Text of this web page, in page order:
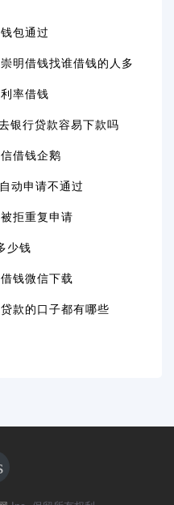
包通过
崇明借钱找谁借钱的人多
率借钱
银行贷款容易下款吗
借钱企鹅
动申请不通过
拒重复申请
少钱
借钱微信下载
款的口子都有哪些